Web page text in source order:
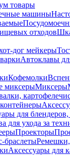
товары
машины
отходов
дог мейкеры
Автоклавы
Кофемолки
миксерыМиксеры
для
для ухода за
Проекторы
браслетыРемешки,
Аксессуары для